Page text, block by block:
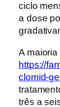
ciclo
a dose
A
https://
clomid-
três a